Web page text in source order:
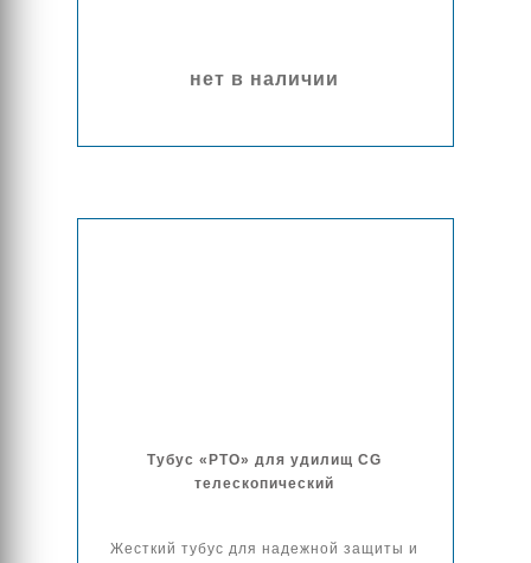
нет в наличии
Тубус «РТО» для удилищ CG
телескопический
Жесткий тубус для надежной защиты и